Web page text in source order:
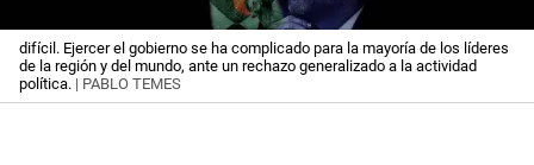
difícil. Ejercer el gobierno se ha complicado para la mayoría de los líderes
de la región y del mundo, ante un rechazo generalizado a la actividad
política. | PABLO TEMES